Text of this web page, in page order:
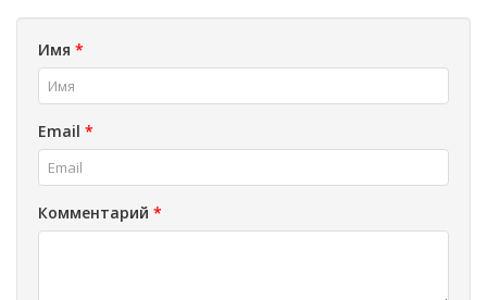
Имя *
Email *
Комментарий *